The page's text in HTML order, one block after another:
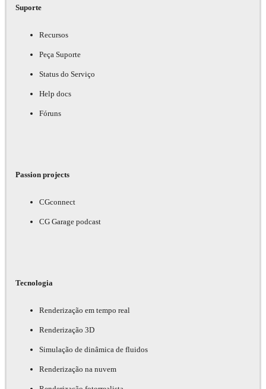
Suporte
Recursos
Peça Suporte
Status do Serviço
Help docs
Fóruns
Passion projects
CGconnect
CG Garage podcast
Tecnologia
Renderização em tempo real
Renderização 3D
Simulação de dinâmica de fluidos
Renderização na nuvem